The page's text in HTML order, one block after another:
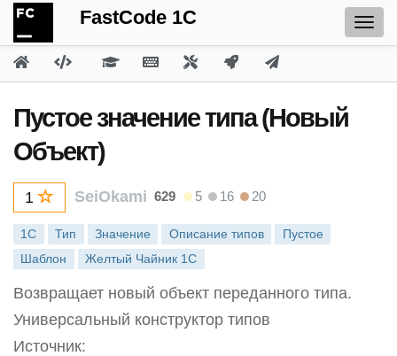
FastCode 1C
Пустое значение типа (Новый
Объект)
1 SeiOkami 629 5 16 20
1С Тип Значение Описание типов
Пустое
Шаблон
Желтый Чайник 1С
Возвращает новый объект переданного типа.
Универсальный конструктор типов
Источник: